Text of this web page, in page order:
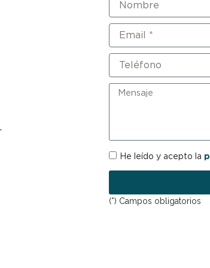
Email
Teléfono
Mensaje
RGPDHe leído y acepto la
(*) Campos obligatorios